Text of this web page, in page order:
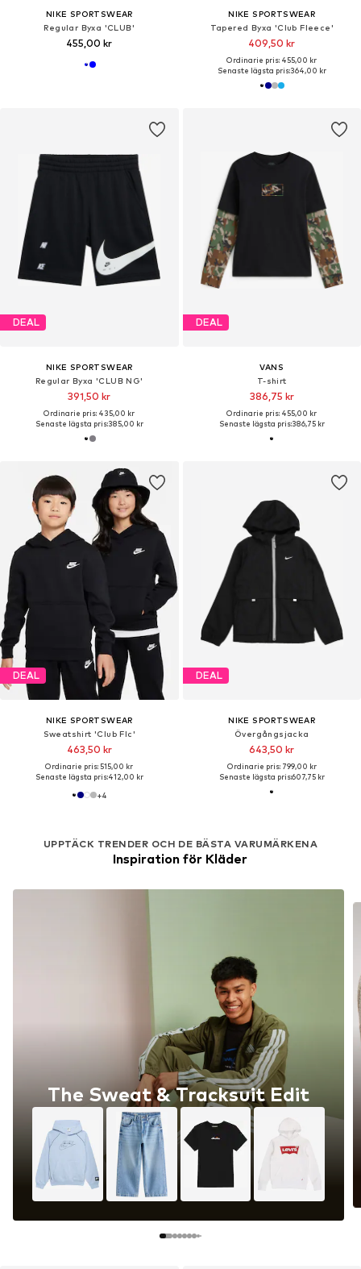
NIKE SPORTSWEAR
Regular Byxa 'CLUB'
455,00 kr
NIKE SPORTSWEAR
Tapered Byxa 'Club Fleece'
409,50 kr
Ordinarie pris: 455,00 kr
Senaste lägsta pris:364,00 kr
DEAL
NIKE SPORTSWEAR
Regular Byxa 'CLUB NG'
391,50 kr
Ordinarie pris: 435,00 kr
Senaste lägsta pris:385,00 kr
DEAL
VANS
T-shirt
386,75 kr
Ordinarie pris: 455,00 kr
Senaste lägsta pris:386,75 kr
DEAL
NIKE SPORTSWEAR
Sweatshirt 'Club Flc'
463,50 kr
Ordinarie pris: 515,00 kr
Senaste lägsta pris:412,00 kr
+4
UPPTÄCK TRENDER OCH DE BÄSTA VARUMÄRKENA
Inspiration för Kläder
The Sweat & Tracksuit Edit
DEAL
NIKE SPORTSWEAR
Övergångsjacka
643,50 kr
Ordinarie pris: 799,00 kr
Senaste lägsta pris:607,75 kr